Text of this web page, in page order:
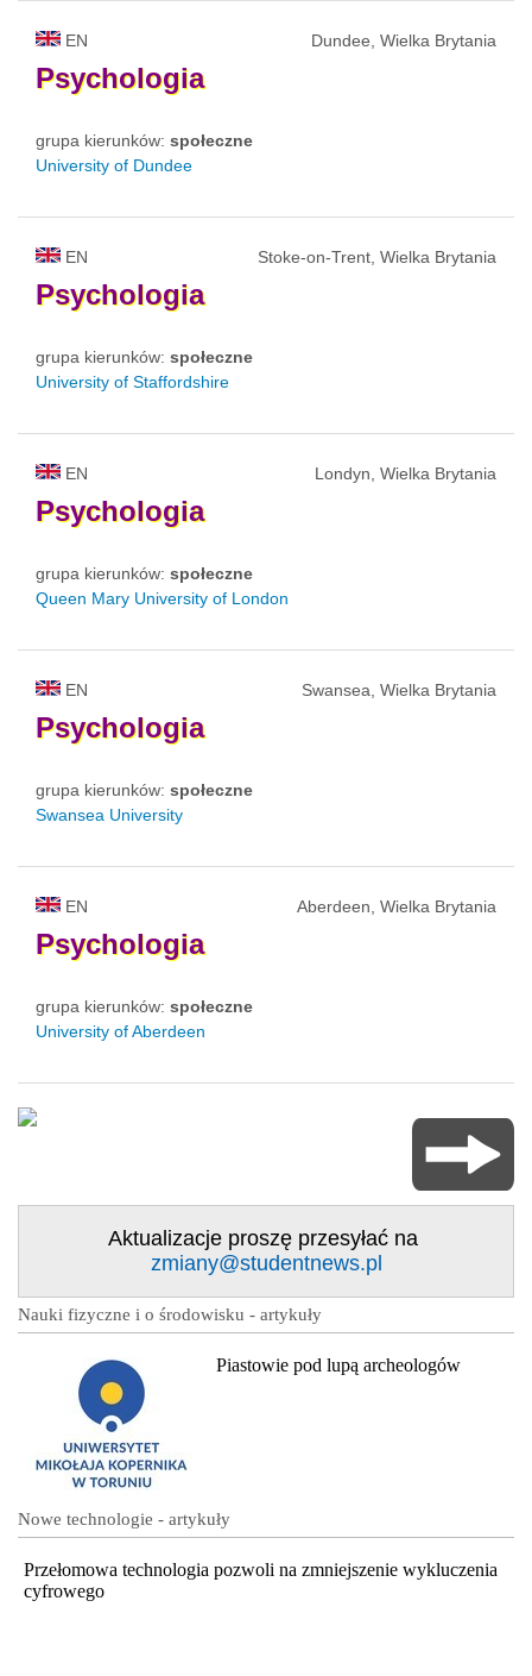
EN Dundee, Wielka Brytania
Psychologia
grupa kierunków: społeczne
University of Dundee
EN Stoke-on-Trent, Wielka Brytania
Psychologia
grupa kierunków: społeczne
University of Staffordshire
EN Londyn, Wielka Brytania
Psychologia
grupa kierunków: społeczne
Queen Mary University of London
EN Swansea, Wielka Brytania
Psychologia
grupa kierunków: społeczne
Swansea University
EN Aberdeen, Wielka Brytania
Psychologia
grupa kierunków: społeczne
University of Aberdeen
Aktualizacje proszę przesyłać na
zmiany@studentnews.pl
Nauki fizyczne i o środowisku - artykuły
Piastowie pod lupą archeologów
Nowe technologie - artykuły
Przełomowa technologia pozwoli na zmniejszenie wykluczenia
cyfrowego